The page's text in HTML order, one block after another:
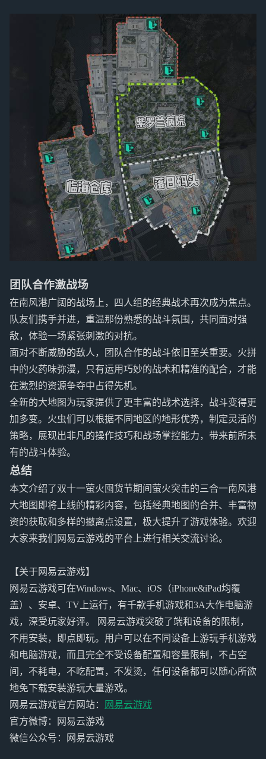
团队合作激战场
在南风港广阔的战场上，四人组的经典战术再次成为焦点。
队友们携手并进，重温那份熟悉的战斗氛围，共同面对强
敌，体验一场紧张刺激的对抗。
面对不断威胁的敌人，团队合作的战斗依旧至关重要。火拼
中的火药味弥漫，只有运用巧妙的战术和精准的配合，才能
在激烈的资源争夺中占得先机。
全新的大地图为玩家提供了更丰富的战术选择，战斗变得更
加多变。火虫们可以根据不同地区的地形优势，制定灵活的
策略，展现出非凡的操作技巧和战场掌控能力，带来前所未
有的战斗体验。
总结
本文介绍了双十一萤火囤货节期间萤火突击的三合一南风港
大地图即将上线的精彩内容，包括经典地图的合并、丰富物
资的获取和多样的撤离点设置，极大提升了游戏体验。欢迎
大家来我们网易云游戏的平台上进行相关交流讨论。
【关于网易云游戏】
网易云游戏可在Windows、Mac、iOS（iPhone&iPad均覆
盖）、安卓、TV上运行，有千款手机游戏和3A大作电脑游
戏，深受玩家好评。 网易云游戏突破了端和设备的限制，
不用安装，即点即玩。用户可以在不同设备上游玩手机游戏
和电脑游戏，而且完全不受设备配置和容量限制，不占空
间，不耗电，不吃配置，不发烫，任何设备都可以随心所欲
地免下载安装游玩大量游戏。
网易云游戏官方网站：
网易云游戏
官方微博：网易云游戏
微信公众号：网易云游戏